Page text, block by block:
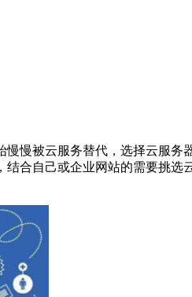
慢被云服务替代，选择云服务
合自己或企业网站的需要挑选